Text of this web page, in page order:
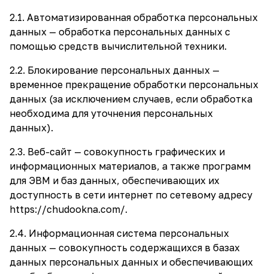
2.1. Автоматизированная обработка персональных
данных — обработка персональных данных с
помощью средств вычислительной техники.
2.2. Блокирование персональных данных —
временное прекращение обработки персональных
данных (за исключением случаев, если обработка
необходима для уточнения персональных
данных).
2.3. Веб-сайт — совокупность графических и
информационных материалов, а также программ
для ЭВМ и баз данных, обеспечивающих их
доступность в сети интернет по сетевому адресу
https://chudookna.com/.
2.4. Информационная система персональных
данных — совокупность содержащихся в базах
данных персональных данных и обеспечивающих